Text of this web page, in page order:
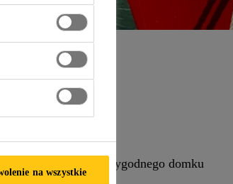
to połączenie wygodnego domku
na wszystkie